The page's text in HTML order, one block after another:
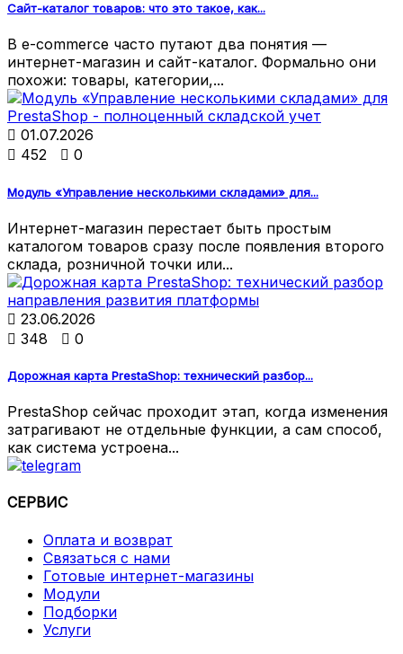
Сайт-каталог товаров: что это такое, как...
В e-commerce часто путают два понятия —
интернет-магазин и сайт-каталог. Формально они
похожи: товары, категории,...
 01.07.2026
 452  0
Модуль «Управление несколькими складами» для...
Интернет-магазин перестает быть простым
каталогом товаров сразу после появления второго
склада, розничной точки или...
 23.06.2026
 348  0
Дорожная карта PrestaShop: технический разбор...
PrestaShop сейчас проходит этап, когда изменения
затрагивают не отдельные функции, а сам способ,
как система устроена...
СЕРВИС
Оплата и возврат
Связаться с нами
Готовые интернет-магазины
Модули
Подборки
Услуги